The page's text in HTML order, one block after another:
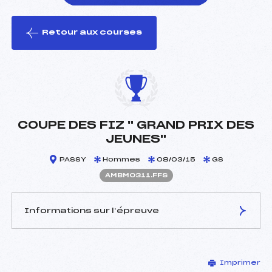
le ski
Retour aux courses
COUPE DES FIZ " GRAND PRIX DES
JEUNES"
PASSY Hommes 08/03/15 GS
AMBM0311.FFS
Informations sur l’épreuve
DESCOMBES ADRIEN (MB)
Imprimer